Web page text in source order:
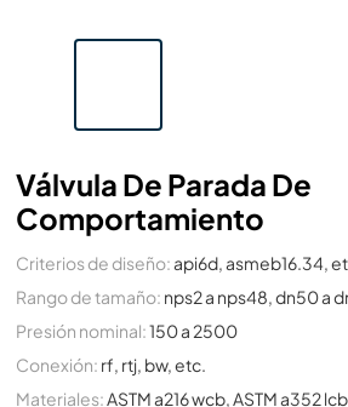
Válvula De Parada De
Comportamiento
Criterios de diseño: api6d, asmeb16.34,
Rango de tamaño: nps2 a nps48, dn50 a
Presión nominal:150 a 2500
Conexión: rf, rtj, bw, etc.
Materiales: ASTM a216 wcb, ASTM a352